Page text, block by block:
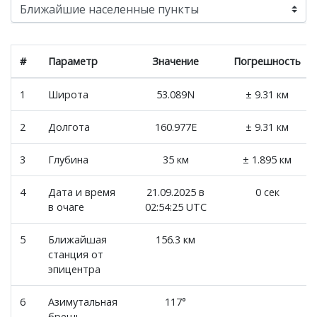
# Параметр Значение Погрешность
1 Широта 53.089N ± 9.31 км
2 Долгота 160.977E ± 9.31 км
3 Глубина 35 км ± 1.895 км
4
Дата и время
в очаге
21.09.2025 в
02:54:25 UTC
0 сек
5
Ближайшая
станция от
эпицентра
156.3 км
6
Азимутальная
117°